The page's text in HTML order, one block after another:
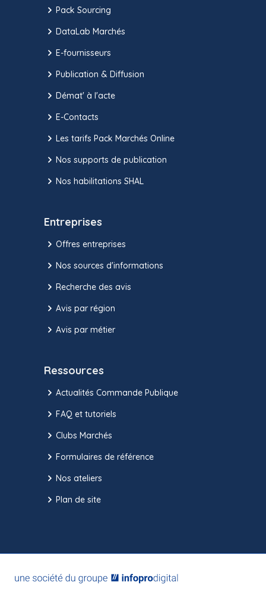
Pack Sourcing
DataLab Marchés
E-fournisseurs
Publication & Diffusion
Démat' à l'acte
E-Contacts
Les tarifs Pack Marchés Online
Nos supports de publication
Nos habilitations SHAL
Entreprises
Offres entreprises
Nos sources d'informations
Recherche des avis
Avis par région
Avis par métier
Ressources
Actualités Commande Publique
FAQ et tutoriels
Clubs Marchés
Formulaires de référence
Nos ateliers
Plan de site